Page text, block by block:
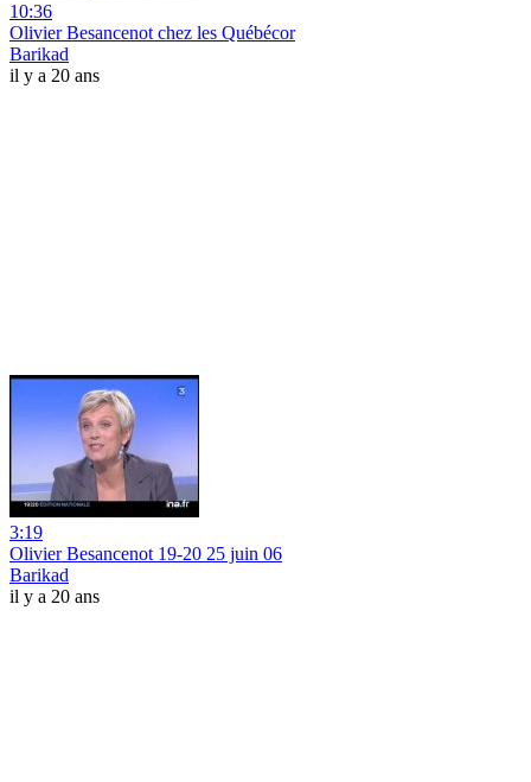
10:36
Olivier Besancenot chez les Québécor
Barikad
il y a 20 ans
3:19
Olivier Besancenot 19-20 25 juin 06
Barikad
il y a 20 ans